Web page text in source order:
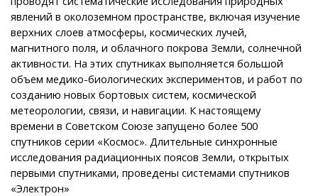
явлений в околоземном пространстве, включая изучение
верхних слоев атмосферы, космических лучей,
магнитного поля, и облачного покрова Земли, солнечной
активности. На этих спутниках выполняется большой
объем медико-биологических экспериментов, и работ по
созданию новых бортовых систем, космической
метеорологии, связи, и навигации. К настоящему
времени в Советском Союзе запущено более 500
спутников серии «Космос». Длительные синхронные
исследования радиационных поясов Земли, открытых
первыми спутниками, проведены системами спутников
«Электрон»